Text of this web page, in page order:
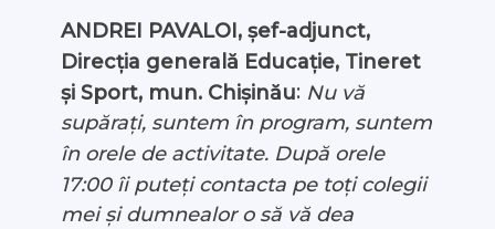
ANDREI PAVALOI, șef-adjunct,
Direcția generală Educație, Tineret
și Sport, mun. Chișinău: Nu vă
supărați, suntem în program, suntem
în orele de activitate. După orele
17:00 îi puteți contacta pe toți colegii
mei și dumnealor o să vă dea